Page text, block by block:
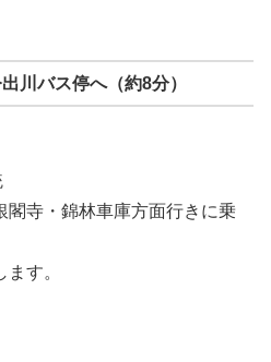
川バス停へ（約8分）
閣寺・錦林車庫方面行きに乗
す。